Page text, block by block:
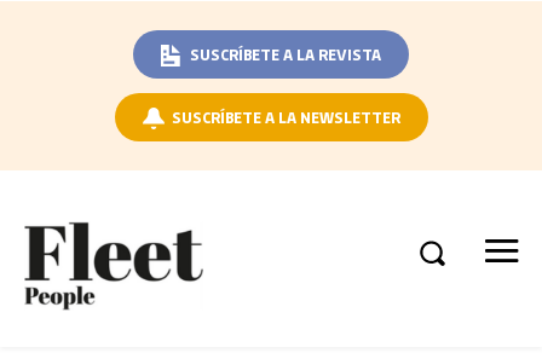
SUSCRÍBETE A LA REVISTA
SUSCRÍBETE A LA NEWSLETTER